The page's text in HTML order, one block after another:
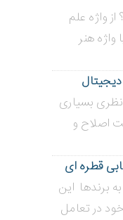
از واژه علم
واژه هنر
بسیاری
اصلاح و
قطره ای
بازاریابی قطره ای Drip Marketing به برندها این
در تعامل